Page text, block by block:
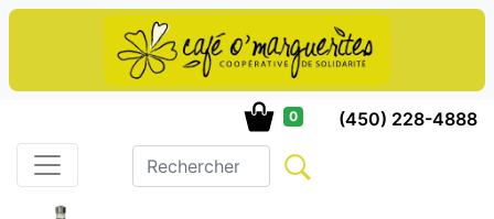
0 (450) 228-4888